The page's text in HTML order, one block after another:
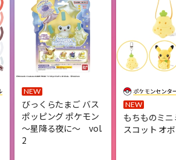
NEW
びっくらたまご バス
ポッピング ポケモン
～星降る夜に～ vol.
2
NEW
もちものミ
スコット オ